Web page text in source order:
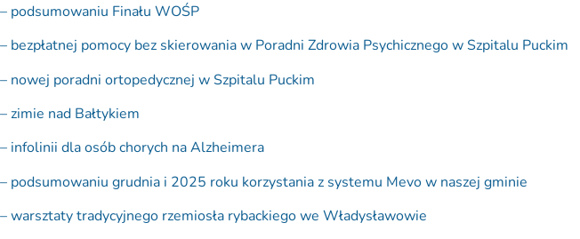
– podsumowaniu Finału WOŚP
– bezpłatnej pomocy bez skierowania w Poradni Zdrowia Psychicznego w Szpitalu Puckim
– nowej poradni ortopedycznej w Szpitalu Puckim
– zimie nad Bałtykiem
– infolinii dla osób chorych na Alzheimera
– podsumowaniu grudnia i 2025 roku korzystania z systemu Mevo w naszej gminie
– warsztaty tradycyjnego rzemiosła rybackiego we Władysławowie